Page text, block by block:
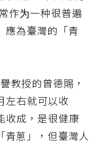
內容，中文名為
作为一种很普遍
為臺灣的「青
教授的曾德賜，
左右就可以收
收成，是很健康
青蔥」，但臺灣人